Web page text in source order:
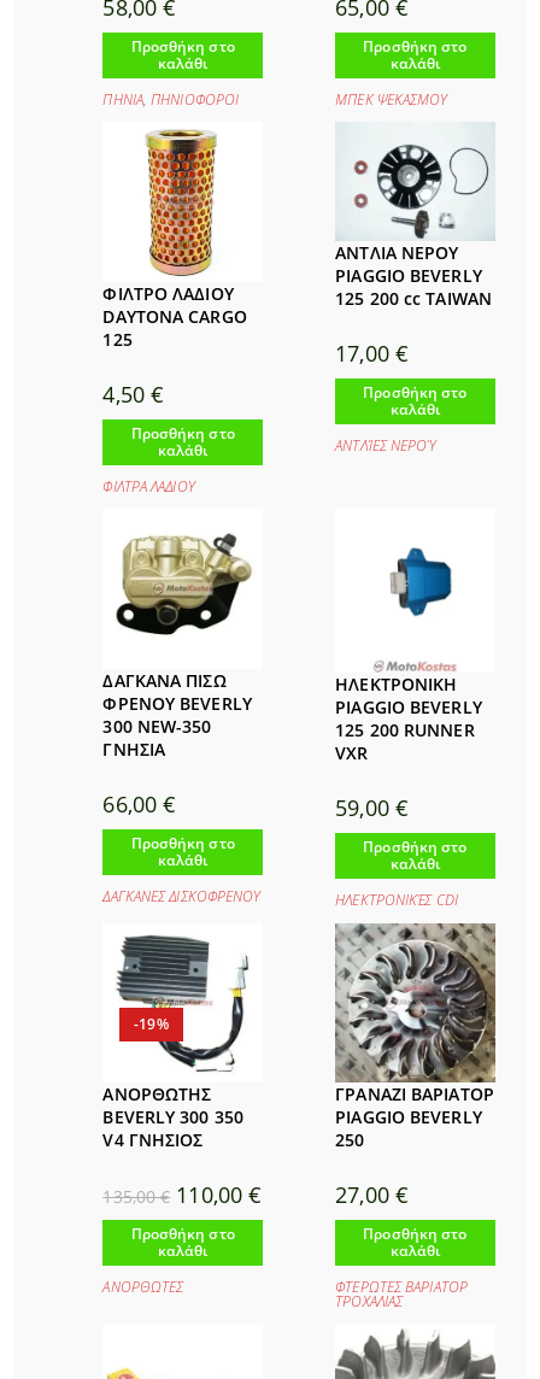
58,00€
Προσθήκη στο
καλάθι
ΠΗΝΙΑ,ΠΗΝΙΟΦΟΡΟΙ
65,00 €
Προσθήκη στο
καλάθι
ΜΠΕΚ ΨΕΚΑΣΜΟΥ
ΦΙΛΤΡΟ ΛΑΔΙΟΥ
DAYTONA CARGO
125
4,50 €
Προσθήκη στο
καλάθι
ΦΙΛΤΡΑ ΛΑΔΙΟΥ
ΑΝΤΛΙΑ ΝΕΡΟΥ
PIAGGIO BEVERLY
125 200 cc TAIWAN
17,00 €
Προσθήκη στο
καλάθι
ΑΝΤΛΊΕΣ ΝΕΡΟΎ
ΔΑΓΚΑΝΑ ΠΙΣΩ
ΦΡΕΝΟΥ BEVERLY
300 NEW-350
ΓΝΗΣΙΑ
66,00€
Προσθήκη στο
καλάθι
ΔΑΓΚΑΝΕΣ ΔΙΣΚΟΦΡΕΝΟΥ
ΗΛΕΚΤΡΟΝΙΚΗ
PIAGGIO BEVERLY
125 200 RUNNER
VXR
59,00 €
Προσθήκη στο
καλάθι
ΗΛΕΚΤΡΟΝΙΚΈΣ CDI
-19%
ΑΝΟΡΘΩΤΗΣ
BEVERLY 300 350
V4 ΓΝΗΣΙΟΣ
135,00€ Original
price
was:
135,00 €.
110,00€ τρέχουσα
τιμή
Προσθήκη στο
καλάθι
ΑΝΟΡΘΩΤΕΣ
ΓΡΑΝΑΖΙ ΒΑΡΙΑΤΟΡ
PIAGGIO BEVERLY
250
27,00 €
Προσθήκη στο
καλάθι
ΦΤΕΡΩΤΕΣ ΒΑΡΙΑΤΟΡ
ΤΡΟΧΑΛΙΑΣ